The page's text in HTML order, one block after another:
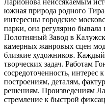
южная природа родного
интересны городские
парки, она регулярно бывала
Полотняный Завод в
камерных жанровых сцен
близкие художников.
творческих задач. Работам
сосредоточенность, интерес
построениям, деталям,
решениям. Произведениям
стремление к быстрой